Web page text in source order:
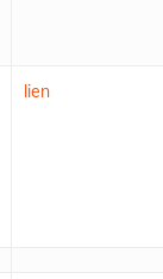
lien